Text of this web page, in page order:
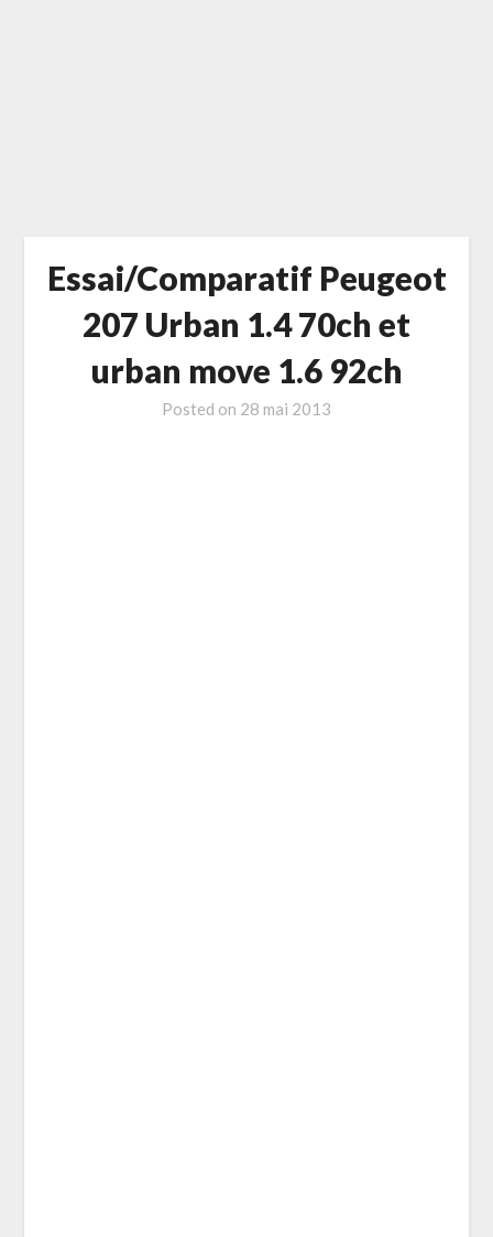
Essai/Comparatif Peugeot
207 Urban 1.4 70ch et
urban move 1.6 92ch
Posted on 28 mai 2013